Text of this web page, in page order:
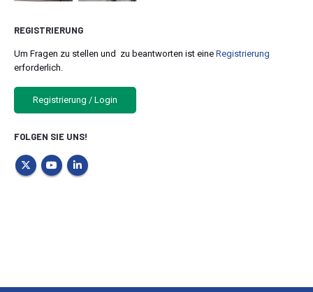
REGISTRIERUNG
Um Fragen zu stellen und zu beantworten ist eine Registrierung
erforderlich.
Registrierung / Login
FOLGEN SIE UNS!